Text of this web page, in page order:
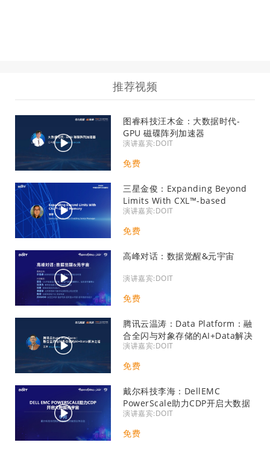
推荐视频
图睿科技汪木金：大数据时代-
GPU 磁碟阵列加速器
演讲嘉宾:DOIT
免费
三星金俊：Expanding Beyond
Limits With CXL™-based
Memory
演讲嘉宾:DOIT
免费
高峰对话：数据觉醒&元宇宙
演讲嘉宾:DOIT
免费
腾讯云温涛：Data Platform：融
合全闪与对象存储的AI+Data解决
之道
演讲嘉宾:DOIT
免费
戴尔科技李海：DellEMC
PowerScale助力CDP开启大数据
元宇宙
演讲嘉宾:DOIT
免费